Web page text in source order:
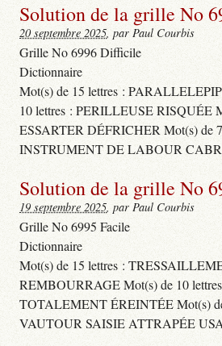
Solution de la grille No
20 septembre 2025, par Paul Courbis
Grille No 6996 Difficile
Dictionnaire
Mot(s) de 15 lettres :
10 lettres : PERILLEUSE
ESSARTER DÉFRICHER Mot(s)
INSTRUMENT DE LABOUR
Solution de la grille No
19 septembre 2025, par Paul Courbis
Grille No 6995 Facile
Dictionnaire
Mot(s) de 15 lettres :
REMBOURRAGE Mot(s) de 10
TOTALEMENT ÉREINTÉE Mot(s)
VAUTOUR SAISIE ATTRAPÉE